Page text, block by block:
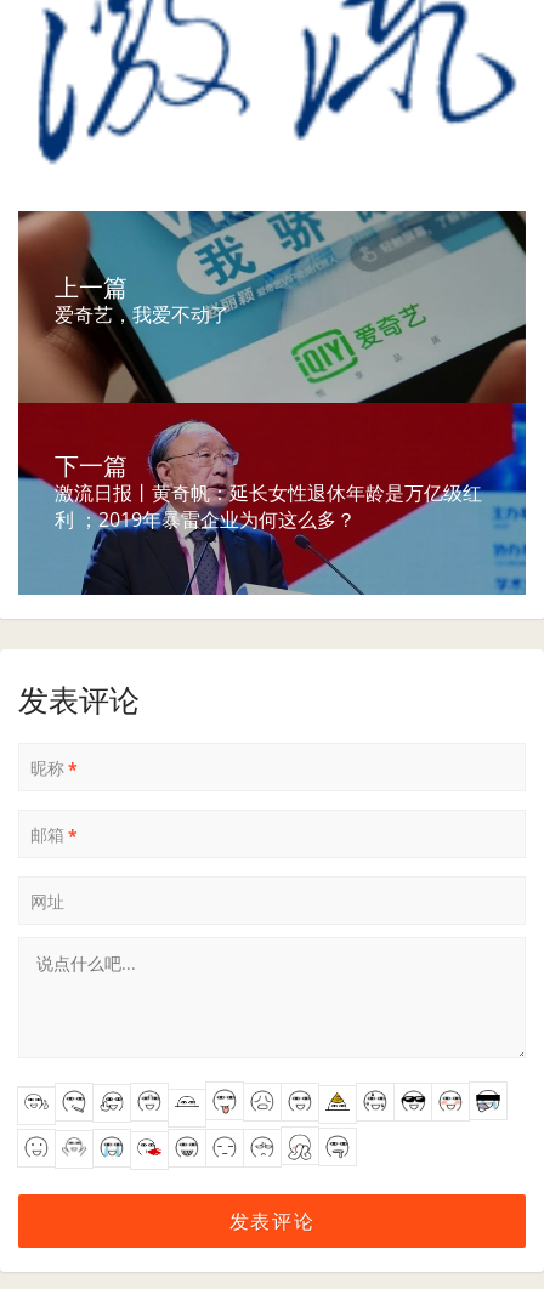
上一篇
爱奇艺，我爱不动了
下一篇
激流日报丨黄奇帆：延长女性退休年龄是万亿级红
利 ；2019年暴雷企业为何这么多？
发表评论
昵称*
邮箱 *
网址